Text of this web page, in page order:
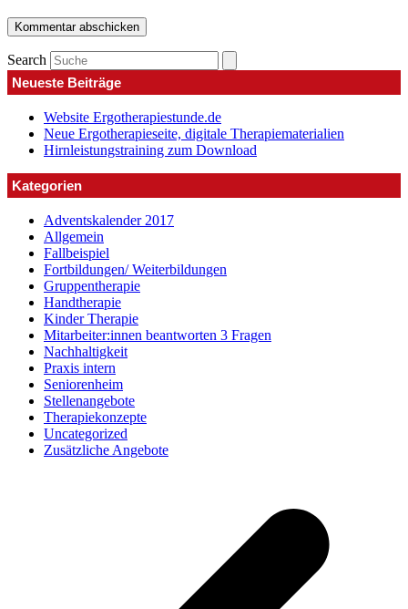
Search
Neueste Beiträge
Website Ergotherapiestunde.de
Neue Ergotherapieseite, digitale Therapiematerialien
Hirnleistungstraining zum Download
Kategorien
Adventskalender 2017
Allgemein
Fallbeispiel
Fortbildungen/ Weiterbildungen
Gruppentherapie
Handtherapie
Kinder Therapie
Mitarbeiter:innen beantworten 3 Fragen
Nachhaltigkeit
Praxis intern
Seniorenheim
Stellenangebote
Therapiekonzepte
Uncategorized
Zusätzliche Angebote